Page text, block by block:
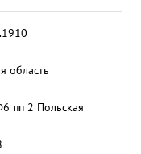
область
6 пп 2 Польская